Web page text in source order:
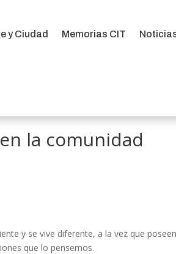
y Ciudad Memorias CIT
la comunidad
y se vive diferente, a la vez que poseen
que lo pensemos.